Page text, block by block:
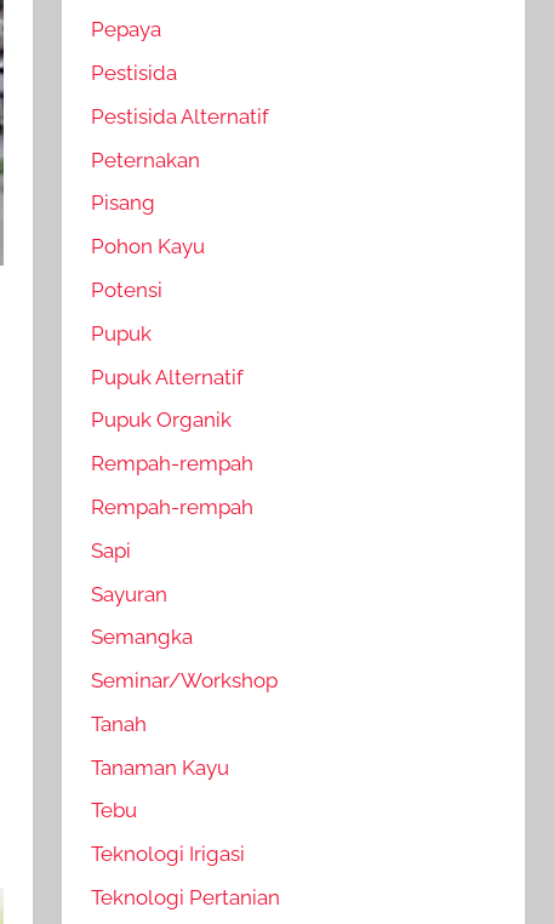
Pepaya
Pestisida
Pestisida Alternatif
Peternakan
Pisang
Pohon Kayu
Potensi
Pupuk
Pupuk Alternatif
Pupuk Organik
Rempah-rempah
Rempah-rempah
Sapi
Sayuran
Semangka
Seminar/Workshop
Tanah
Tanaman Kayu
Tebu
Teknologi Irigasi
Teknologi Pertanian